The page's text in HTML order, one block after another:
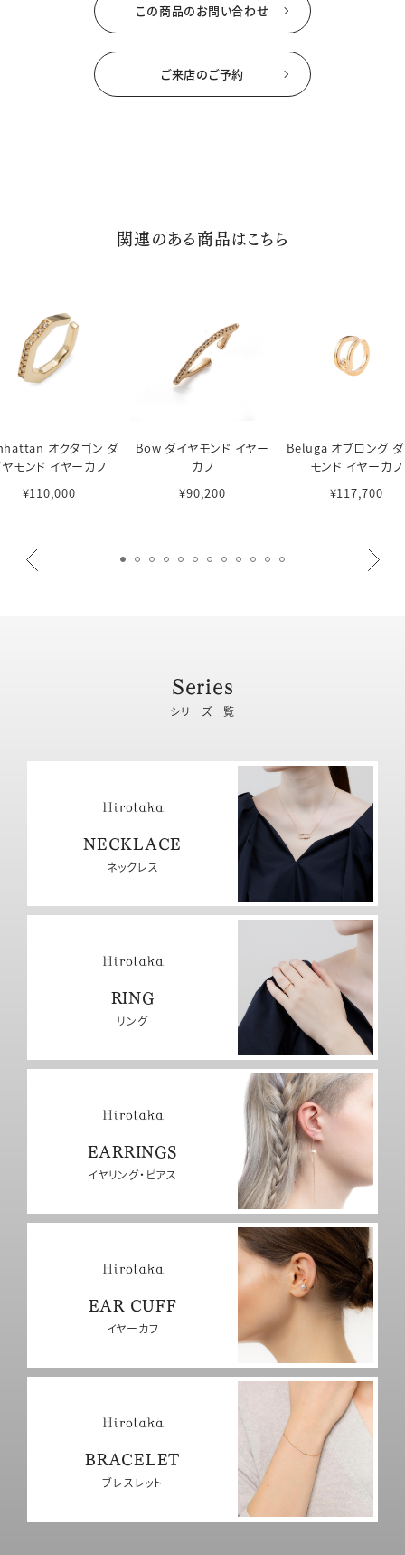
この商品のお問い合わせ
ご来店のご予約
関連のある商品はこちら
オクタゴン ダ
モンド イヤーカフ
¥110,000
Bow ダイヤモンド イヤー
カフ
¥90,200
Beluga オブロング
モンド イヤーカフ
¥117,700
Series
シリーズ一覧
NECKLACE
ネックレス
RING
リング
EARRINGS
イヤリング・ピアス
EAR CUFF
イヤーカフ
BRACELET
ブレスレット